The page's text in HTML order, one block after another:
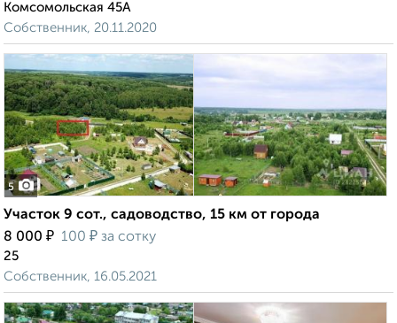
Комсомольская 45А
Собственник, 20.11.2020
5
Участок 9 сот., садоводство, 15 км от города
8 000 ₽ 100 ₽ за сотку
25
Собственник, 16.05.2021